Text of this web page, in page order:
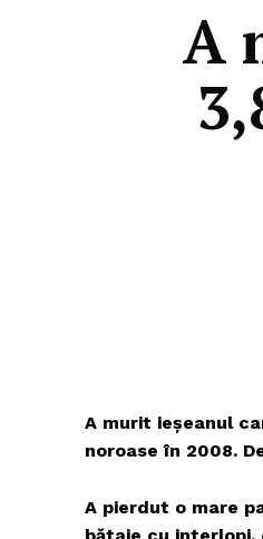
A
A murit ieşeanul
noroase în 2008.
A pierdut o mare